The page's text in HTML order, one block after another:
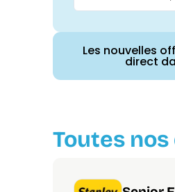
Les nouvelles
direct
Toutes